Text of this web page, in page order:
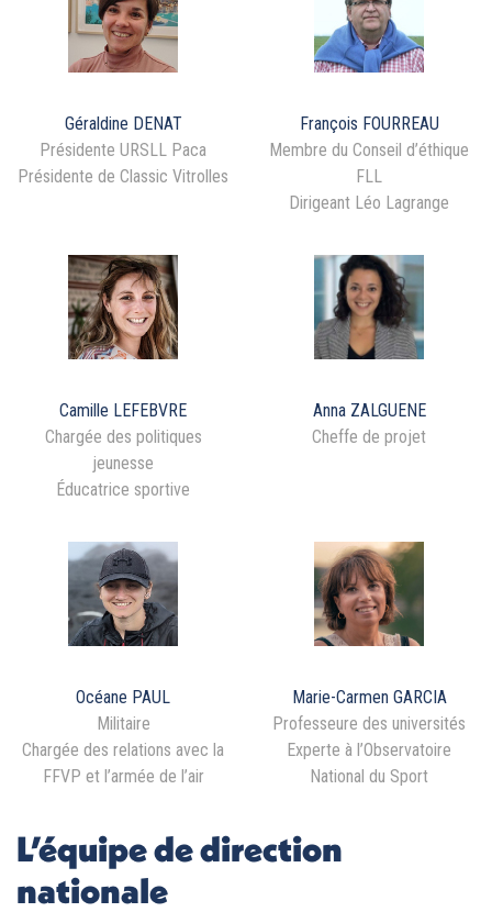
Géraldine DENAT
Présidente URSLL Paca
Présidente de Classic Vitrolles
François FOURREAU
Membre du Conseil d’éthique
FLL
Dirigeant Léo Lagrange
Camille LEFEBVRE
Chargée des politiques
jeunesse
Éducatrice sportive
Anna ZALGUENE
Cheffe de projet
Océane PAUL
Militaire
Chargée des relations avec la
FFVP et l’armée de l’air
Marie-Carmen GARCIA
Professeure des universités
Experte à l’Observatoire
National du Sport
L’équipe de direction
nationale